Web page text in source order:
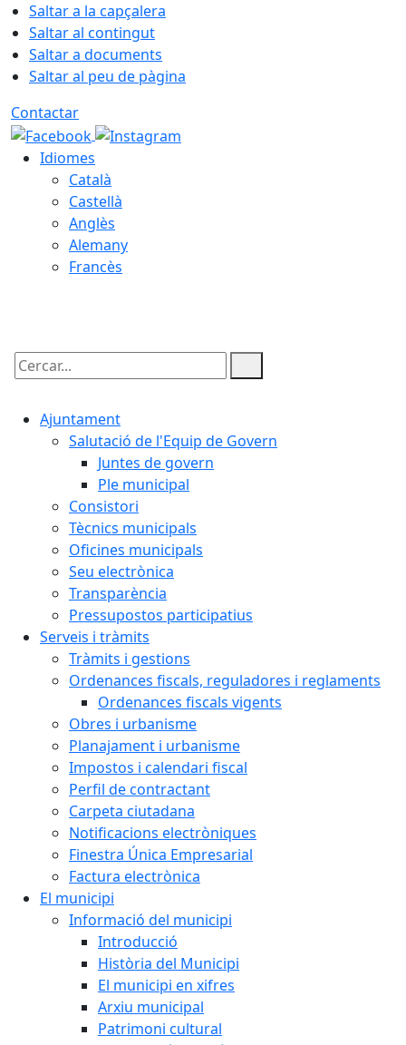
Saltar a la capçalera
Saltar al contingut
Saltar a documents
Saltar al peu de pàgina
Contactar
Idiomes
Català
Castellà
Anglès
Alemany
Francès
Cercar:
Ajuntament
Salutació de l'Equip de Govern
Juntes de govern
Ple municipal
Consistori
Tècnics municipals
Oficines municipals
Seu electrònica
Transparència
Pressupostos participatius
Serveis i tràmits
Tràmits i gestions
Ordenances fiscals, reguladores i reglaments
Ordenances fiscals vigents
Obres i urbanisme
Planajament i urbanisme
Impostos i calendari fiscal
Perfil de contractant
Carpeta ciutadana
Notificacions electròniques
Finestra Única Empresarial
Factura electrònica
El municipi
Informació del municipi
Introducció
Història del Municipi
El municipi en xifres
Arxiu municipal
Patrimoni cultural